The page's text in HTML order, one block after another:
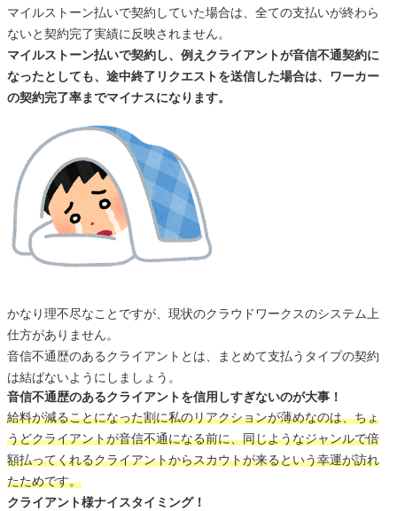
マイルストーン払いで契約していた場合は、全ての支払いが終わら
ないと契約完了実績に反映されません。
マイルストーン払いで契約し、例えクライアントが音信不通契約に
なったとしても、途中終了リクエストを送信した場合は、ワーカー
の契約完了率までマイナスになります。
かなり理不尽なことですが、現状のクラウドワークスのシステム上
仕方がありません。
音信不通歴のあるクライアントとは、まとめて支払うタイプの契約
は結ばないようにしましょう。
音信不通歴のあるクライアントを信用しすぎないのが大事！
給料が減ることになった割に私のリアクションが薄めなのは、ちょ
うどクライアントが音信不通になる前に、同じようなジャンルで倍
額払ってくれるクライアントからスカウトが来るという幸運が訪れ
たためです。
クライアント様ナイスタイミング！